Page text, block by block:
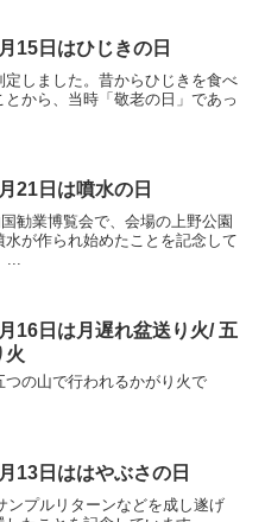
15日はひじきの日
しました。昔からひじきを食べ
から、当時「敬老の日」であっ
21日は噴水の日
勧業博覧会で、会場の上野公園
が作られ始めたことを記念して
...
16日は月遅れ盆送り火/ 五
火
の山で行われるかがり火で
13日ははやぶさの日
ンプルリターンなどを成し遂げ